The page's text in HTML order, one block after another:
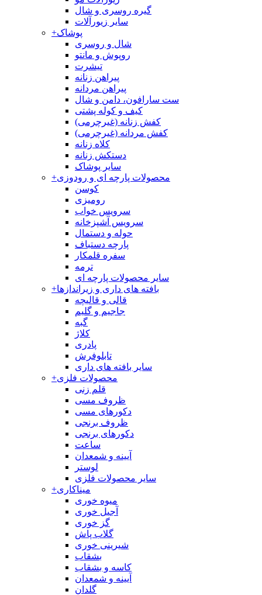
گیره روسری و شال
سایر زیورآلات
+پوشاک
شال و روسری
روپوش و مانتو
تیشرت
پیراهن زنانه
پیراهن مردانه
ست سارافون، دامن و شال
کیف و کوله پشتی
کفش زنانه (غیرچرمی)
کفش مردانه (غیرچرمی)
کلاه زنانه
دستکش زنانه
سایر پوشاک
+محصولات پارچه ای و رودوزی
کوسن
رومیزی
سرویس خواب
سرویس آشپزخانه
حوله و دستمال
پارچه دستباف
سفره قلمکار
ترمه
سایر محصولات پارچه ای
+بافته های داری و زیراندازها
قالی و قالیچه
جاجیم و گلیم
گبه
کلاژ
پادری
تابلوفرش
سایر بافته های داری
+محصولات فلزی
قلم زنی
ظروف مسی
دکورهای مسی
ظروف برنجی
دکورهای برنجی
ساعت
آیینه و شمعدان
لوستر
سایر محصولات فلزی
+میناکاری
میوه خوری
آجیل خوری
گز خوری
گلاب پاش
شیرینی خوری
بشقاب
کاسه و بشقاب
آیینه و شمعدان
گلدان